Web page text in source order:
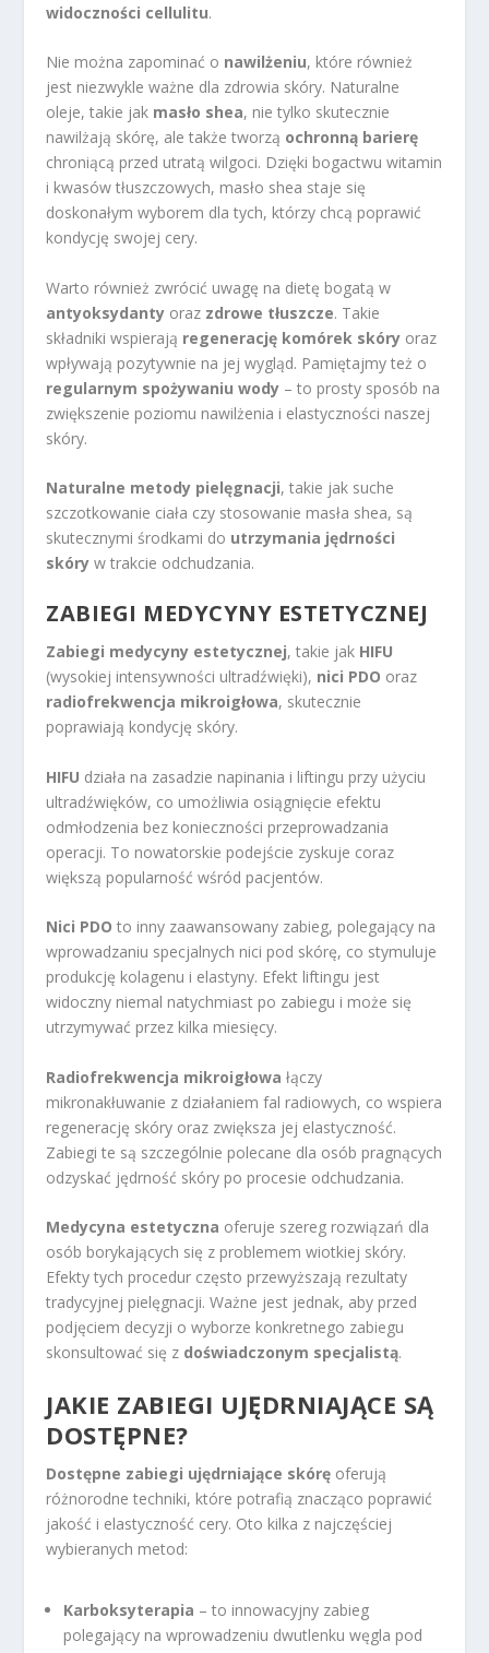
widoczności cellulitu.
Nie można zapominać o nawilżeniu, które również
jest niezwykle ważne dla zdrowia skóry. Naturalne
oleje, takie jak masło shea, nie tylko skutecznie
nawilżają skórę, ale także tworzą ochronną barierę
chroniącą przed utratą wilgoci. Dzięki bogactwu witamin
i kwasów tłuszczowych, masło shea staje się
doskonałym wyborem dla tych, którzy chcą poprawić
kondycję swojej cery.
Warto również zwrócić uwagę na dietę bogatą w
antyoksydanty oraz zdrowe tłuszcze. Takie
składniki wspierają regenerację komórek skóry oraz
wpływają pozytywnie na jej wygląd. Pamiętajmy też o
regularnym spożywaniu wody – to prosty sposób na
zwiększenie poziomu nawilżenia i elastyczności naszej
skóry.
Naturalne metody pielęgnacji, takie jak suche
szczotkowanie ciała czy stosowanie masła shea, są
skutecznymi środkami do utrzymania jędrności
skóry w trakcie odchudzania.
ZABIEGI MEDYCYNY ESTETYCZNEJ
Zabiegi medycyny estetycznej, takie jak HIFU
(wysokiej intensywności ultradźwięki), nici PDO oraz
radiofrekwencja mikroigłowa, skutecznie
poprawiają kondycję skóry.
HIFU działa na zasadzie napinania i liftingu przy użyciu
ultradźwięków, co umożliwia osiągnięcie efektu
odmłodzenia bez konieczności przeprowadzania
operacji. To nowatorskie podejście zyskuje coraz
większą popularność wśród pacjentów.
Nici PDO to inny zaawansowany zabieg, polegający na
wprowadzaniu specjalnych nici pod skórę, co stymuluje
produkcję kolagenu i elastyny. Efekt liftingu jest
widoczny niemal natychmiast po zabiegu i może się
utrzymywać przez kilka miesięcy.
Radiofrekwencja mikroigłowa łączy
mikronakłuwanie z działaniem fal radiowych, co wspiera
regenerację skóry oraz zwiększa jej elastyczność.
Zabiegi te są szczególnie polecane dla osób pragnących
odzyskać jędrność skóry po procesie odchudzania.
Medycyna estetyczna oferuje szereg rozwiązań dla
osób borykających się z problemem wiotkiej skóry.
Efekty tych procedur często przewyższają rezultaty
tradycyjnej pielęgnacji. Ważne jest jednak, aby przed
podjęciem decyzji o wyborze konkretnego zabiegu
skonsultować się z doświadczonym specjalistą.
JAKIE ZABIEGI UJĘDRNIAJĄCE SĄ
DOSTĘPNE?
Dostępne zabiegi ujędrniające skórę oferują
różnorodne techniki, które potrafią znacząco poprawić
jakość i elastyczność cery. Oto kilka z najczęściej
wybieranych metod:
Karboksyterapia – to innowacyjny zabieg
polegający na wprowadzeniu dwutlenku węgla pod